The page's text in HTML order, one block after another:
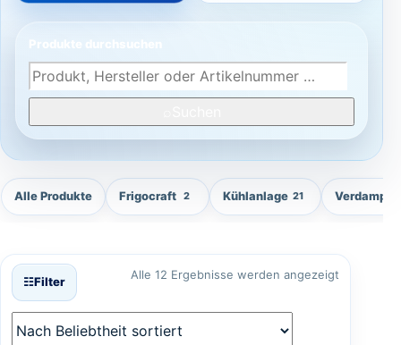
Produkte durchsuchen
Alle Produkte Frigocraft 2 Kühlanlage 21
☷Filter
Alle 12 Ergebnisse werden angezeigt